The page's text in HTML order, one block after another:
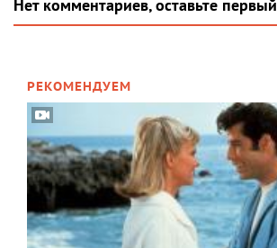
Нет комментариев, оставьте первый
РЕКОМЕНДУЕМ